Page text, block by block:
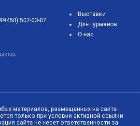
502-03-07
Выставки
Для гурманов
О нас
материалов, размещенных на сайте
только при условии активной ссылки
сайта не несет ответственности за